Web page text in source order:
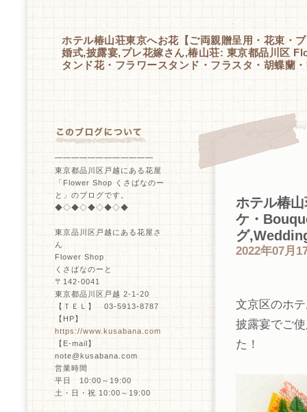
ホテル椿山荘東京へお花【ご両親贈呈用・花束・
婚式,披露宴,プレ花嫁さん,椿山荘: 東京都品川区
タンド花・フラワースタンド・フラスタ・胡蝶蘭
━━━━━━━━━━━━
東京都品川区戸越にある花屋
「Flower Shop くさばなのー
と」のブログです。
◆◇◆◇◆◇◆◇◆
東京品川区戸越にある花屋さ
ん
Flower Shop
くさばなのーと
〒142-0041
東京都品川区戸越 2-1-20
【ＴＥＬ】 03-5913-8787
【HP】
https://www.kusabana.com
【E-mail】
note@kusabana.com
営業時間
平日 10:00～19:00
土・日・祝 10:00～19:00
ホテル椿
ケ・
グ
2022年07月
文京区のホ
披露宴でご
た！